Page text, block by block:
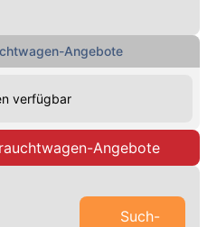
Angebote
verfügbar
Angebote
Such-